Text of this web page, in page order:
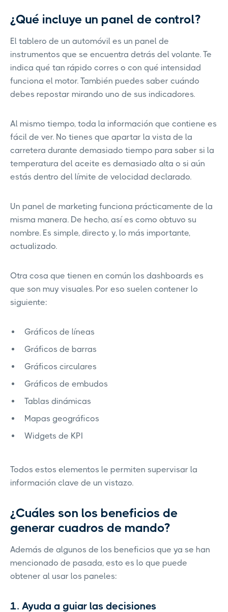
¿Qué incluye un panel de control?
El tablero de un automóvil es un panel de
instrumentos que se encuentra detrás del volante. Te
indica qué tan rápido corres o con qué intensidad
funciona el motor. También puedes saber cuándo
debes repostar mirando uno de sus indicadores.
Al mismo tiempo, toda la información que contiene es
fácil de ver. No tienes que apartar la vista de la
carretera durante demasiado tiempo para saber si la
temperatura del aceite es demasiado alta o si aún
estás dentro del límite de velocidad declarado.
Un panel de marketing funciona prácticamente de la
misma manera. De hecho, así es como obtuvo su
nombre. Es simple, directo y, lo más importante,
actualizado.
Otra cosa que tienen en común los dashboards es
que son muy visuales. Por eso suelen contener lo
siguiente:
Gráficos de líneas
Gráficos de barras
Gráficos circulares
Gráficos de embudos
Tablas dinámicas
Mapas geográficos
Widgets de KPI
Todos estos elementos le permiten supervisar la
información clave de un vistazo.
¿Cuáles son los beneficios de
generar cuadros de mando?
Además de algunos de los beneficios que ya se han
mencionado de pasada, esto es lo que puede
obtener al usar los paneles:
1. Ayuda a guiar las decisiones